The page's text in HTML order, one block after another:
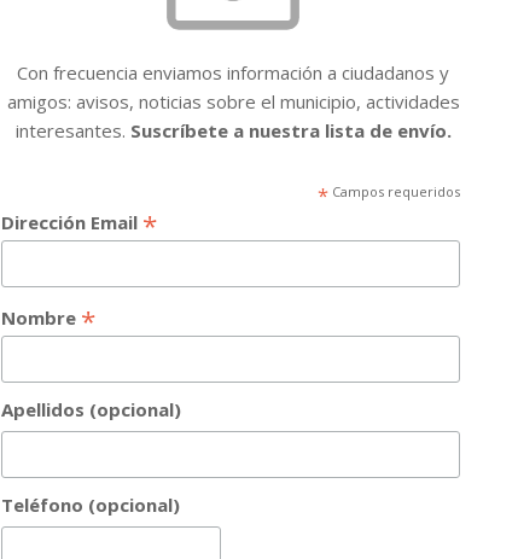
Con frecuencia enviamos información a ciudadanos y
amigos: avisos, noticias sobre el municipio, actividades
interesantes. Suscríbete a nuestra lista de envío.
* Campos requeridos
Dirección Email *
Nombre *
Apellidos (opcional)
Teléfono (opcional)